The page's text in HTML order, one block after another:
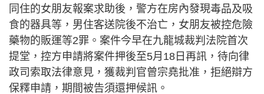
同住的女朋友報案求助後，警方在房內發現毒品及吸
食的器具等，男住客送院後不治亡，女朋友被控危險
藥物的販運等2罪。案件今早在九龍城裁判法院首次
提堂，控方申請將案件押後至5月18日再訊，待向律
政司索取法律意見，獲裁判官曾宗堯批准，拒絕辯方
保釋申請，期間被告須還押候訊。